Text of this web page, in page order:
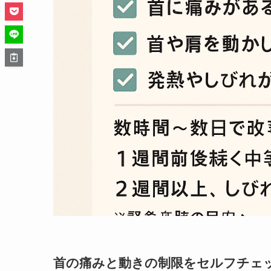
首の痛みと動きの制限をセルフチェ